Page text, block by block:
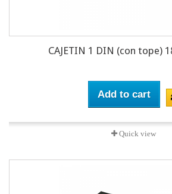
CAJETIN 1 DIN (con tope)
Add to cart
Quick view